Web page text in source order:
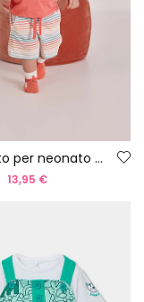
Completo per neonato in cotone arancione
13,95 €